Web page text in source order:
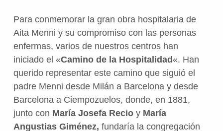
Para conmemorar la gran obra hospitalaria de
Aita Menni y su compromiso con las personas
enfermas, varios de nuestros centros han
iniciado el «Camino de la Hospitalidad«. Han
querido representar este camino que siguió el
padre Menni desde Milán a Barcelona y desde
Barcelona a Ciempozuelos, donde, en 1881,
junto con María Josefa Recioy María
Angustias Giménez, fundaría la congregación